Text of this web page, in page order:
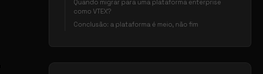
Quando migrar para uma plataforma enterprise
como VTEX?
Conclusão: a plataforma é meio, não fim